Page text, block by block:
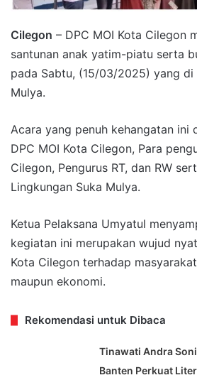
Cilegon – DPC MOI Kota Cilegon
santunan anak yatim-piatu serta
pada Sabtu, (15/03/2025) yang di
Mulya.
Acara yang penuh kehangatan ini
DPC MOI Kota Cilegon, Para
Cilegon, Pengurus RT, dan RW
Lingkungan Suka Mulya.
Ketua Pelaksana Umyatul
kegiatan ini merupakan wujud
Kota Cilegon terhadap
maupun ekonomi.
Rekomendasi untuk Dibaca
Tinawati Andra
Banten Perkuat